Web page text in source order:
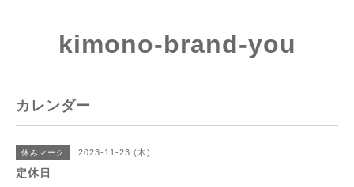
kimono-brand-you
カレンダー
休みマーク 2023-11-23 (木)
定休日